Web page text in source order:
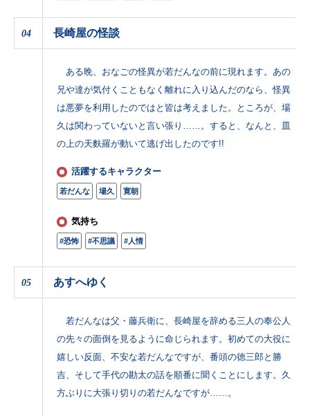
04 長崎屋の怪談
ある晩、おなごの怪異が若だんなの前に現れます。あの
兄や達が気付くこともなく離れに入り込んだのなら、怪異
は悪夢を利用したのではと皆は考えました。ところが、場
久は関わっていないと言い張り……。すると、なんと、皿
の上の天麩羅が動いて逃げ出したのです!!
活躍するキャラクター
若だんな 場久 寛朝
気持ち
#恐怖 #不思議 #人情
05 あすへゆく
若だんなは父・藤兵衛に、長崎屋を辞める三人の奉公人
の先々の面倒を見るように命じられます。初めての大役に
嬉しい反面、不安な若だんなですが、番頭の徳三郎と勝
吉、そして手代の勘太の話を順番に聞くことにします。久
方ぶりに大張り切りの若だんなですが……。